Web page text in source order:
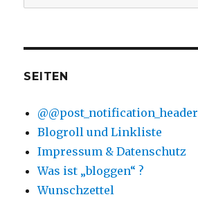
nach:
SEITEN
@@post_notification_header
Blogroll und Linkliste
Impressum & Datenschutz
Was ist „bloggen“ ?
Wunschzettel